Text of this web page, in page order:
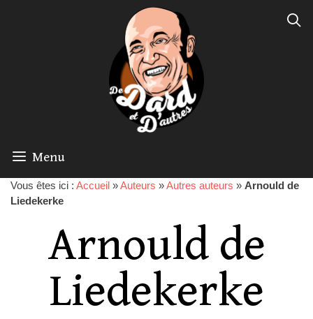
Menu
Vous êtes ici : Accueil »Auteurs »Autres auteurs » Arnould de
Liedekerke
Arnould de
Liedekerke